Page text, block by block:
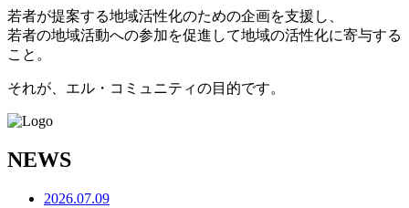
若者が提案する地域活性化のための企画を支援し、
若者の地域活動への参加を促進して地域の活性化に寄与する
こと。
それが、エル・コミュニティの目的です。
NEWS
2026.07.09